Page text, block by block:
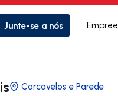
Junte-se a nós
Carcavelos e Parede